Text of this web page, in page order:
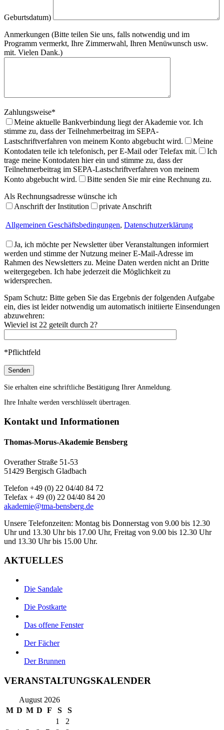
Geburtsdatum)
Anmerkungen (Bitte teilen Sie uns, falls notwendig und im
Programm vermerkt, Ihre Zimmerwahl, Ihren Menüwunsch usw.
mit. Vielen Dank.)
Zahlungsweise*
Meine aktuelle Bankverbindung liegt der Akademie vor. Ich
stimme zu, dass der Teilnehmerbeitrag im SEPA-
Lastschriftverfahren von meinem Konto abgebucht wird.
Meine
Kontodaten teile ich telefonisch, per E-Mail oder Telefax mit.
Ich
trage meine Kontodaten hier ein und stimme zu, dass der
Teilnehmerbeitrag im SEPA-Lastschriftverfahren von meinem
Konto abgebucht wird.
Bitte senden Sie mir eine Rechnung zu.
Als Rechnungsadresse wünsche ich
Anschrift der Institution
private Anschrift
Allgemeinen Geschäftsbedingungen, Datenschutzerklärung
Ja, ich möchte per Newsletter über Veranstaltungen informiert
werden und stimme der Nutzung meiner E-Mail-Adresse im
Rahmen des Newsletters zu. Meine Daten werden nicht an Dritte
weitergegeben. Ich habe jederzeit die Möglichkeit zu
widersprechen.
Spam Schutz: Bitte geben Sie das Ergebnis der folgenden Aufgabe
ein, dies ist leider notwendig um automatisch initiierte Einsendungen
abzuwehren:
Wieviel ist 22 geteilt durch 2?
*Pflichtfeld
Sie erhalten eine schriftliche Bestätigung Ihrer Anmeldung.
Ihre Inhalte werden verschlüsselt übertragen.
Kontakt und Informationen
Thomas-Morus-Akademie Bensberg
Overather Straße 51-53
51429 Bergisch Gladbach
Telefon +49 (0) 22 04/40 84 72
Telefax + 49 (0) 22 04/40 84 20
akademie@tma-bensberg.de
Unsere Telefonzeiten: Montag bis Donnerstag von 9.00 bis 12.30
Uhr und 13.30 Uhr bis 17.00 Uhr, Freitag von 9.00 bis 12.30 Uhr
und 13.30 Uhr bis 15.00 Uhr.
AKTUELLES
Die Sandale
Die Postkarte
Das offene Fenster
Der Fächer
Der Brunnen
VERANSTALTUNGSKALENDER
August 2026
M D M D F S S
1
2